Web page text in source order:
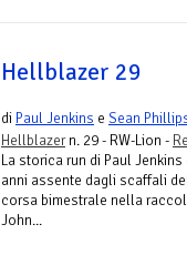
Hellblazer 29
di Paul Jenkins e Sean
Hellblazern. 29 - RW-Lion -
La storica run di Paul Jenkins
anni assente dagli scaffali
corsa bimestrale nella
John...